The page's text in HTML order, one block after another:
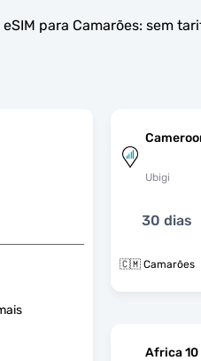
para Camarões: sem
Ubigi
30 dias
🇨🇲 Camarões
Africa 10